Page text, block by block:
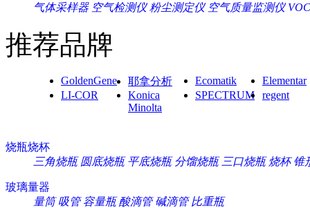
气体采样器 空气检测仪 粉尘测定仪 空气质量监测仪
推荐品牌
GoldenGene 耶拿分析 Ecomatik
Elementar
LI-COR
Konica
Minolta
SPECTRUM regent
烧瓶烧杯
三角烧瓶 圆底烧瓶 平底烧瓶 分馏烧瓶 三口烧瓶 烧杯 锥
玻璃量器
量筒 吸管 容量瓶 酸滴管 碱滴管 比重瓶